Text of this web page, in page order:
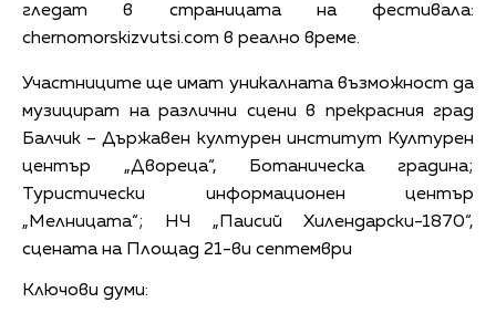
гледат в страницата на фестивала:
chernomorskizvutsi.com в реално време.
Участниците ще имат уникалната възможност да
музицират на различни сцени в прекрасния град
Балчик – Държавен културен институт Културен
център „Двореца“, Ботаническа градина;
Туристически информационен център
„Мелницата“; НЧ „Паисий Хилендарски-1870“,
сцената на Площад 21-ви септември
Ключови думи: